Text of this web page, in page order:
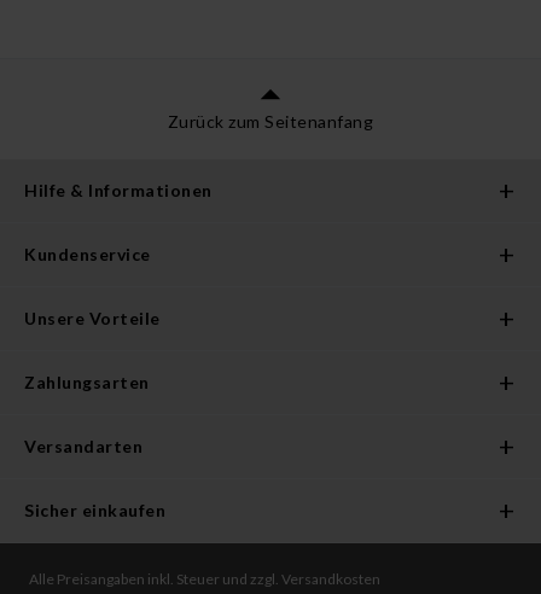
Zurück zum Seitenanfang
Hilfe & Informationen
Kundenservice
Unsere Vorteile
Zahlungsarten
Versandarten
Sicher einkaufen
Alle Preisangaben inkl. Steuer und zzgl. Versandkosten